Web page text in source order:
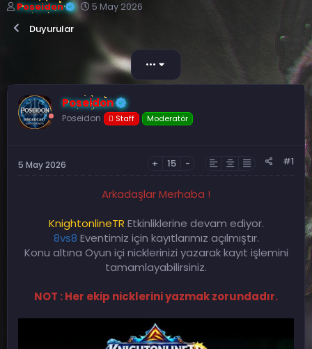
K
n
u
b
a
ş
a
Poseidon
B
g
ı
ç
t
5 May 2026
Duyurular
•••
Poseidon
Poseidon Staff Moderatör
5 May 2026 + 15 - #1
Arkadaşlar Merhaba !
KnightonlineTR Etkinliklerine devam ediyor.
8vs8 Eventimiz için kayıtlarımız açılmıştır.
Konu altına Oyun içi nicklerinizi yazarak kayıt işlemini
tamamlayabilirsiniz.
NOT : Her ekip nicklerini yazmak zorundadır.